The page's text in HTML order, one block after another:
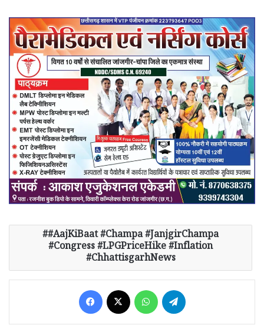
​#AajKiBaat #Champa #JanjgirChampa
#Congress #LPGPriceHike #Inflation
#ChhattisgarhNews
Facebook WhatsApp